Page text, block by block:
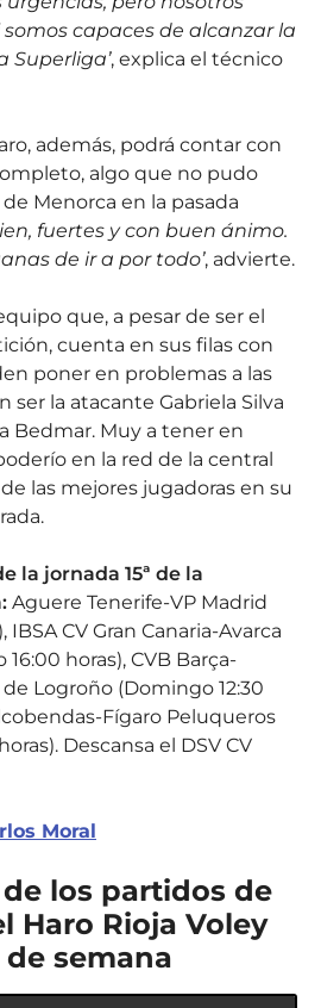
capaces de alcanzar la
Superliga’, explica el técnico
además, podrá contar con
algo que no pudo
Menorca en la pasada
fuertes y con buen ánimo.
de ir a por todo’, advierte.
que, a pesar de ser el
cuenta en sus filas con
poner en problemas a las
ser la atacante Gabriela Silva
Bedmar. Muy a tener en
en la red de la central
las mejores jugadoras en su
la jornada 15ª de la
Aguere Tenerife-VP Madrid
IBSA CV Gran Canaria-Avarca
horas), CVB Barça-
Logroño (Domingo 12:30
Fígaro Peluqueros
Descansa el DSV CV
Moral
los partidos de
Haro Rioja Voley
semana